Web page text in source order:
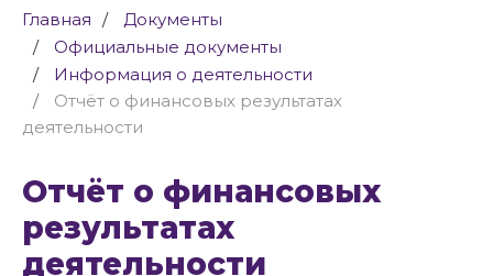
Главная
Документы
Официальные документы
Информация о деятельности
Отчёт о финансовых результатах
деятельности
Отчёт о финансовых
результатах
деятельности